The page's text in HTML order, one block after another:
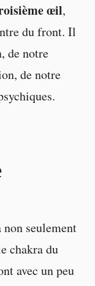
œil,
du front. Il
de notre
de notre
non seulement
chakra du
avec un peu